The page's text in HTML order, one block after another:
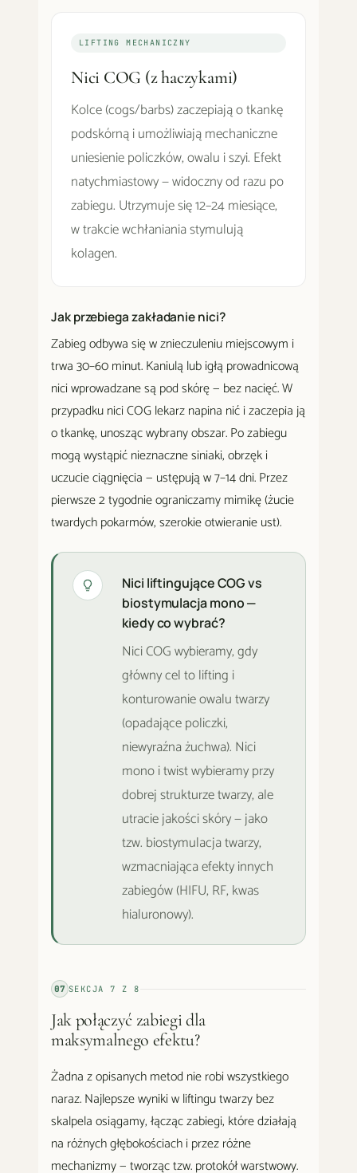
LIFTING MECHANICZNY
Nici COG (z haczykami)
Kolce (cogs/barbs) zaczepiają o tkankę
podskórną i umożliwiają mechaniczne
uniesienie policzków, owalu i szyi. Efekt
natychmiastowy — widoczny od razu po
zabiegu. Utrzymuje się 12–24 miesiące,
w trakcie wchłaniania stymulują
kolagen.
Jak przebiega zakładanie nici?
Zabieg odbywa się w znieczuleniu miejscowym i
trwa 30–60 minut. Kaniulą lub igłą prowadnicową
nici wprowadzane są pod skórę — bez nacięć. W
przypadku nici COG lekarz napina nić i zaczepia ją
o tkankę, unosząc wybrany obszar. Po zabiegu
mogą wystąpić nieznaczne siniaki, obrzęk i
uczucie ciągnięcia — ustępują w 7–14 dni. Przez
pierwsze 2 tygodnie ograniczamy mimikę (żucie
twardych pokarmów, szerokie otwieranie ust).
Nici liftingujące COG vs
biostymulacja mono —
kiedy co wybrać?
Nici COG wybieramy, gdy
główny cel to lifting i
konturowanie owalu twarzy
(opadające policzki,
niewyraźna żuchwa). Nici
mono i twist wybieramy przy
dobrej strukturze twarzy, ale
utracie jakości skóry — jako
tzw. biostymulacja twarzy,
wzmacniająca efekty innych
zabiegów (HIFU, RF, kwas
hialuronowy).
07 SEKCJA7 Z 8
Jak połączyć zabiegi dla
maksymalnego efektu?
Żadna z opisanych metod nie robi wszystkiego
naraz. Najlepsze wyniki w liftingu twarzy bez
skalpela osiągamy, łącząc zabiegi, które działają
na różnych głębokościach i przez różne
mechanizmy — tworząc tzw. protokół warstwowy.